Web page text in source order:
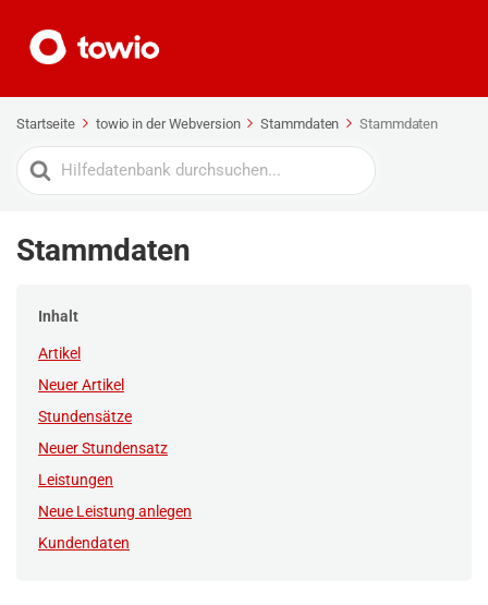
Startseite towio in der Webversion Stammdaten Stammdaten
Search
For
Stammdaten
Inhalt
Artikel
Neuer Artikel
Stundensätze
Neuer Stundensatz
Leistungen
Neue Leistung anlegen
Kundendaten